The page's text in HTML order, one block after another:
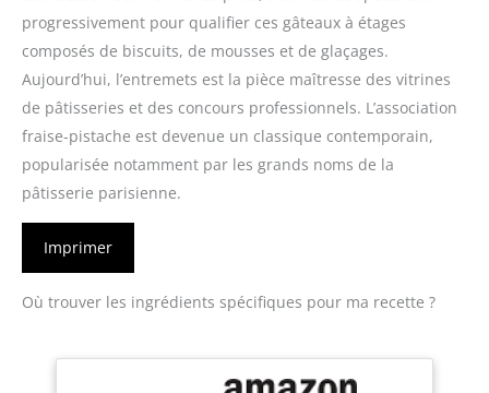
progressivement pour qualifier ces gâteaux à étages
composés de biscuits, de mousses et de glaçages.
Aujourd’hui, l’entremets est la pièce maîtresse des vitrines
de pâtisseries et des concours professionnels. L’association
fraise-pistache est devenue un classique contemporain,
popularisée notamment par les grands noms de la
pâtisserie parisienne.
Imprimer
Où trouver les ingrédients spécifiques pour ma recette ?